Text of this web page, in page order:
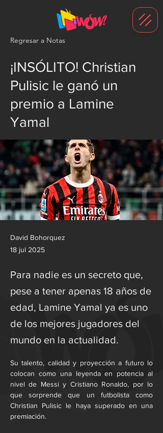
Regresar a Notas
¡INSÓLITO! Christian
Pulisic le ganó un
premio a Lamine
Yamal
David Bohorquez
18 jul 2025
Para nadie es un secreto que,
pese a tener apenas 18 años de
edad, Lamine Yamal ya es uno
de los mejores jugadores del
mundo en la actualidad.
Su talento, calidad y proyección a futuro lo
colocan como una leyenda en potencia al
nivel de Messi y Cristiano Ronaldo, por lo
que sorprende que un futbolista como
Christian Pulisic le haya superado en una
premiación.